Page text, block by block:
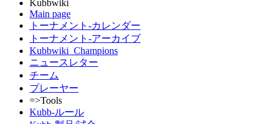
Kubbwiki
Main page
トーナメント-カレンダー
トーナメント-アーカイブ
Kubbwiki_Champions
ニュースレター
チーム
プレーヤー
=>Tools
Kubb-ルール